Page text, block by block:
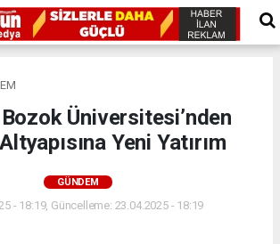
Üniversitesi’nden
Yeni Yatırım
GÜNDEM
- 18:19, Güncelleme: 23.04.2025 - 18:19